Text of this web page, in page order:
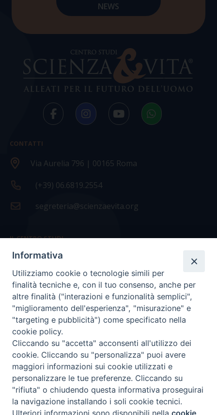
CONTATTI
Via Aurelia 796 | 00165 Roma
(+39) 06.6819.2554
segreteria@scienzaevita.org
IL CENTRO STUDI
La nostra storia
Statuto
Presidenza e ufficio presidenza
Consiglio scientifico
Coordinamento nazionale
COPYRIGHT Scienza & Vita - C.F96600690588- Tutti i
diritti -Privacy- Credits
Informativa
Utilizziamo cookie o tecnologie simili per
finalità tecniche e, con il tuo consenso, anche per
altre finalità ("interazioni e funzionalità semplici",
"miglioramento dell'esperienza", "misurazione" e
"targeting e pubblicità") come specificato nella
cookie policy.
Cliccando su "accetta" acconsenti all'utilizzo dei
cookie. Cliccando su "personalizza" puoi avere
maggiori informazioni sui cookie utilizzati e
personalizzare le tue preferenze. Cliccando su
"rifiuta" o chiudendo questa informativa proseguirai
la navigazione installando i soli cookie tecnici.